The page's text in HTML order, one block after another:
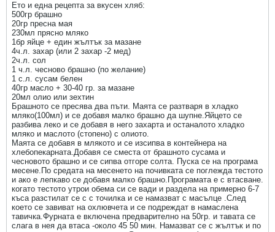
Ето и една рецепта за вкусен хляб:
500гр брашно
20гр пресна мая
230мл прясно мляко
1бр яйце + един жълтък за мазане
4ч.л. захар (или 2 захар -2 мед)
2ч.л. сол
1 ч.л. чесново брашно (по желание)
1 с.л. сусам белен
40гр масло + 30-40 гр. за мазане
20мл олио или зехтин
Брашното се пресява два пъти. Маята се разтваря в хладко
мляко(100мл) и се добавя малко брашно да шупне.Яйцето се
разбива леко и се добавя в него захарта и останалото хладко
мляко и маслото (стопено) с олиото.
Маята се добавя в млякото и се изсипва в контейнера на
хлебопекарната.Добавя се сместа от брашното сусама и
чесновото брашно и се сипва отгоре солта. Пуска се на програма
месене.По средата на месенето на почивката се поглежда тестото
и ако е лепкаво се добавя малко брашно.Програмата е с втасване.
когато тестото утрои обема си се вади и раздела на примерно 6-7
къса разстилат се с с точилка и се намазват с масълце .След
което се завиват на охлювчета и се подреждат в намаслена
тавичка.Фурната е включена предварително на 50гр. и тавата се
слага в нея да втаса -около 45 50 мин. Намазват се с жълтък и по